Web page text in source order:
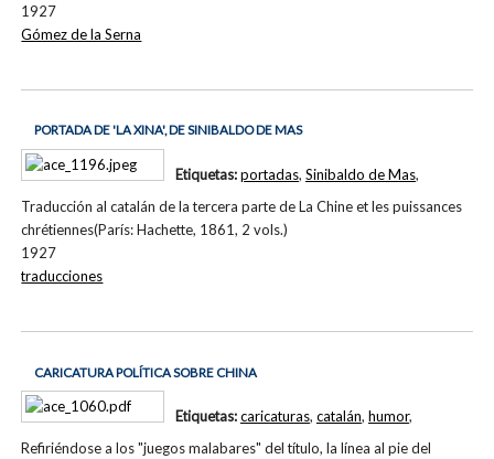
1927
Gómez de la Serna
PORTADA DE 'LA XINA', DE SINIBALDO DE MAS
Traducción al catalán de la tercera parte de La Chine et les puissances
chrétiennes(París: Hachette, 1861, 2 vols.)
1927
Etiquetas:portadas, Sinibaldo de Mas,
traducciones
CARICATURA POLÍTICA SOBRE CHINA
Refiriéndose a los "juegos malabares" del título, la línea al pie del
Etiquetas:caricaturas, catalán, humor,